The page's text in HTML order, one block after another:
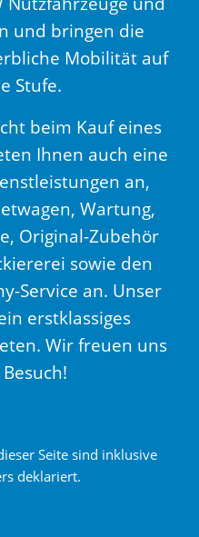
und bringen die
Mobilität auf
Stufe.
beim Kauf eines
Ihnen auch eine
an,
Wartung,
Original-Zubehör
sowie den
Service an. Unser
erstklassiges
Wir freuen uns
Seite sind inklusive
deklariert.